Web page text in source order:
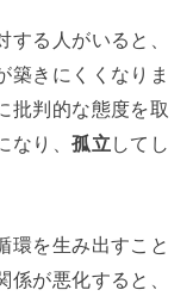
る人がいると、
築きにくくなりま
批判的な態度を取
なり、孤立 してし
環を生み出すこと
が悪化すると、